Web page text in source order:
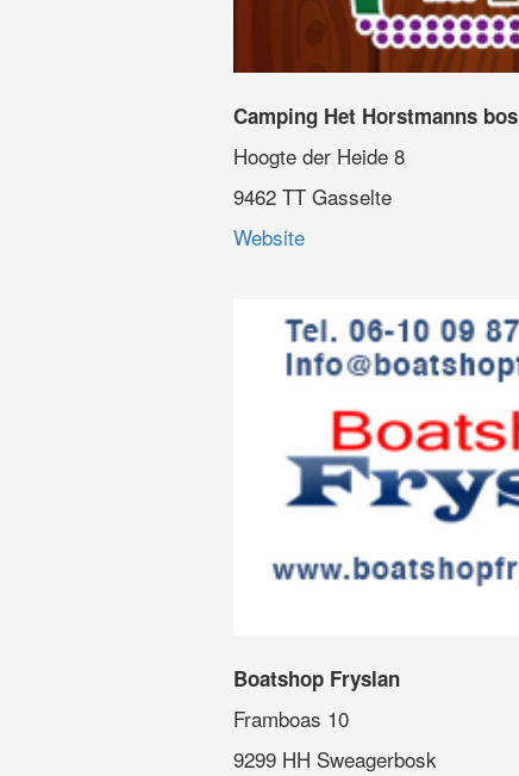
Camping Het Horstmanns bos
Hoogte der Heide 8
9462 TT Gasselte
Website
Boatshop Fryslan
Framboas 10
9299 HH Sweagerbosk